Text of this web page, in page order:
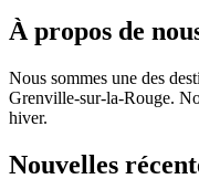
À propos de
Nous sommes une des
Grenville-sur-la-Rouge.
hiver.
Nouvelles